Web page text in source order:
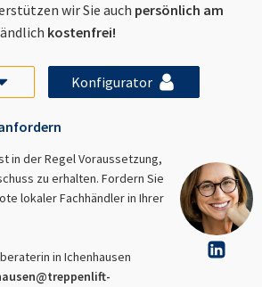
wir Sie auch persönlich am
kostenfrei!
Konfigurator
in der Regel Voraussetzung,
zu erhalten. Fordern Sie
lokaler Fachhändler in Ihrer
in Ichenhausen
@treppenlift-